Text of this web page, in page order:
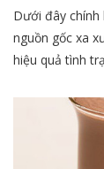
Dưới đây
nguồn gốc xa
hiệu quả tình